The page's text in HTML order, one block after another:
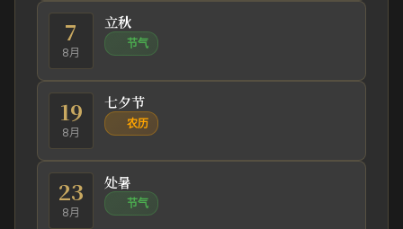
7
8月
立秋
节气
19
8月
七夕节
农历
23
8月
处暑
节气